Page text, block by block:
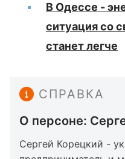
В Одессе -
ситуация со
станет легче
СПРАВКА
О персоне:
Сергей Корецкий -